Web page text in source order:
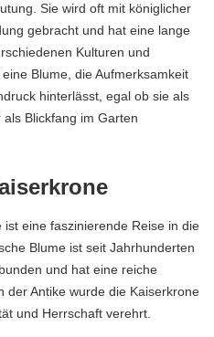
Sie wird oft mit königlicher
gebracht und hat eine lange
Kulturen und
Blume, die Aufmerksamkeit
hinterlässt, egal ob sie als
Blickfang im Garten
eine faszinierende Reise in die
Blume ist seit Jahrhunderten
und hat eine reiche
der Antike wurde die Kaiserkrone
und Herrschaft verehrt.